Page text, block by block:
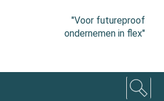
"Voor futureproof
ondernemen in flex"